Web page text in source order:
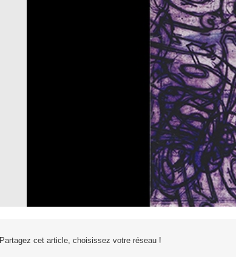
Partagez cet article, choisissez votre réseau !